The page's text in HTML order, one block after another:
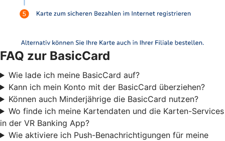
FAQ zur BasicCard
Wie lade ich meine BasicCard auf?
Kann ich mein Konto mit der BasicCard überziehen?
Können auch Minderjährige die BasicCard nutzen?
Wo finde ich meine Kartendaten und die Karten-Services
in der VR Banking App?
Wie aktiviere ich Push-Benachrichtigungen für meine